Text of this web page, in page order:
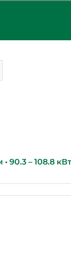
90.3 – 108.8